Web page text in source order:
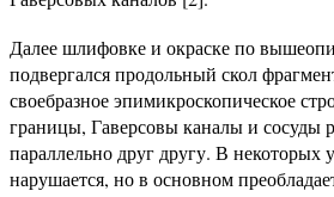
Далее шлифовке и окраске по
подвергался продольный скол
своебразное эпимикроскопическое
границы, Гаверсовы каналы и сосуды
параллельно друг другу. В некоторых
нарушается, но в основном